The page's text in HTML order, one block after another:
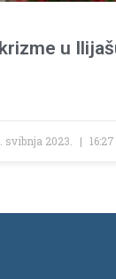
u
svibnja 2023. 16:27